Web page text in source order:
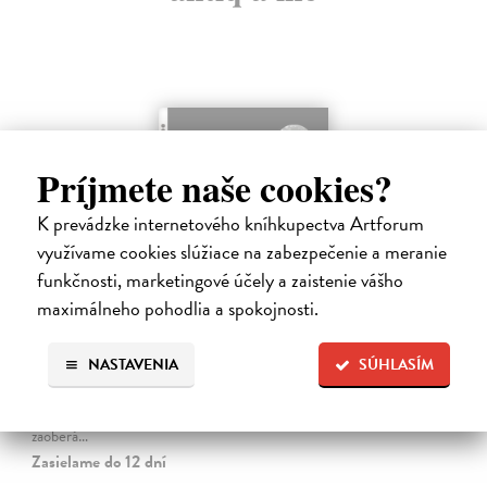
Príjmete naše cookies?
K prevádzke internetového kníhkupectva Artforum
využívame cookies slúžiace na zabezpečenie a meranie
funkčnosti, marketingové účely a zaistenie vášho
maximálneho pohodlia a spokojnosti.
SÚHLASÍM
NASTAVENIA
Způsoby vidění
Jedna z najinšpiratívnejších a najvplyvnejších kníh o umení a vizualite,
ktorá je právom považovaná za zakladateľskú klasiku odbore
zaoberá…
Zasielame do 12 dní